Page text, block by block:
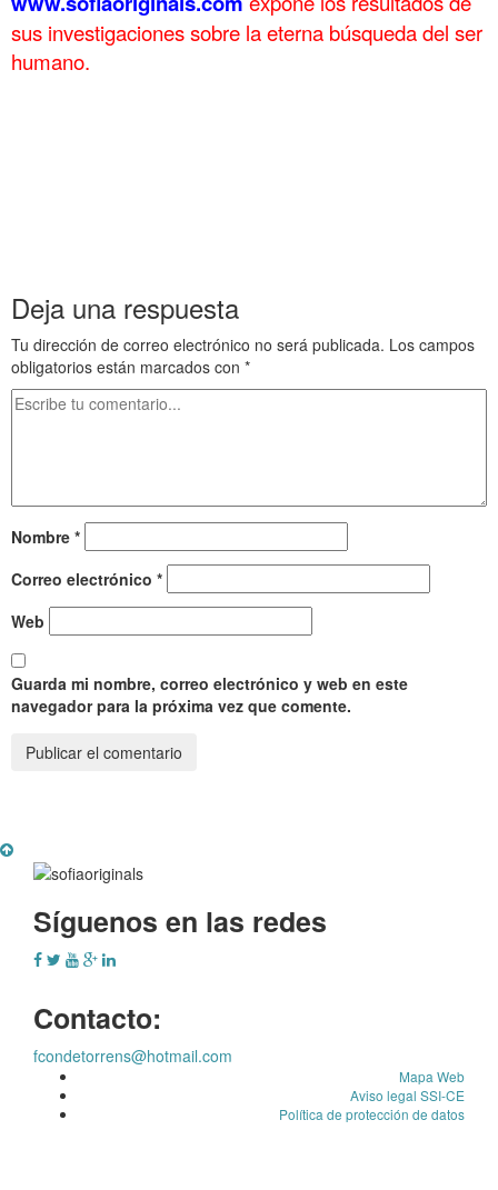
sus investigaciones sobre la eterna búsqueda del ser
humano.
Deja una respuesta
Tu dirección de correo electrónico no será publicada. Los campos
obligatorios están marcados con *
Nombre *
Correo electrónico *
Web
Guarda mi nombre, correo electrónico y web en este
navegador para la próxima vez que comente.
Síguenos en las redes
Contacto:
fcondetorrens@hotmail.com
Mapa Web
Aviso legal SSI-CE
Política de protección de datos